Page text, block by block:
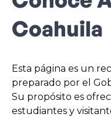
Coahuila
Esta página es un
preparado por el
Su propósito es
estudiantes y